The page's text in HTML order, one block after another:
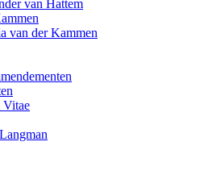
van Hattem
van der Kammen
Vitae